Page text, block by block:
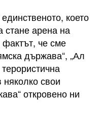
което
стане арена на
фактът, че сме
държава“, „Ал
свои
откровено ни